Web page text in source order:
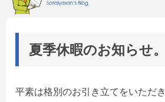
夏季休暇のお知らせ。
平素は格別のお引き立てをいただ